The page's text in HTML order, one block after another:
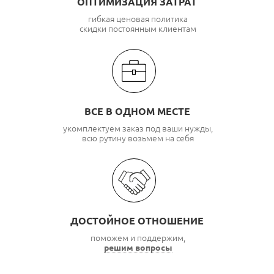
гибкая ценовая политика
скидки постоянным клиентам
ВСЕ В ОДНОМ МЕСТЕ
укомплектуем заказ под ваши нужды,
всю рутину возьмем на себя
ДОСТОЙНОЕ ОТНОШЕНИЕ
поможем и поддержим,
решим вопросы